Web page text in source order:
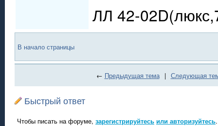
ЛЛ 42-
В начало страницы
← Предыдущая тема | Следующая
Быстрый ответ
Чтобы писать на форуме, зарегистрируйтесь или авторизуйтесь.